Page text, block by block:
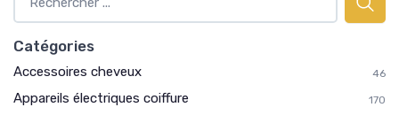
Catégories
Accessoires cheveux 46
Appareils électriques coiffure 170